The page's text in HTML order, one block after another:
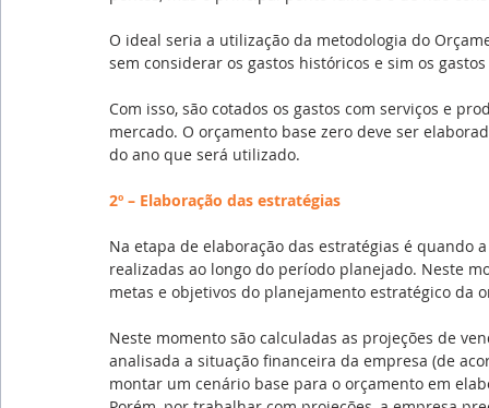
O ideal seria a utilização da metodologia do
sem considerar os gastos históricos e sim os
Com isso, são cotados os gastos com serviços e
mercado. O orçamento base zero deve ser
do ano que será utilizado.
2º – Elaboração das estratégias
Na etapa de elaboração das estratégias é quando
realizadas ao longo do período planejado. Neste
metas e objetivos do planejamento estratégico da
Neste momento são calculadas as projeções de
analisada a situação financeira da empresa (de
montar um cenário base para o orçamento em